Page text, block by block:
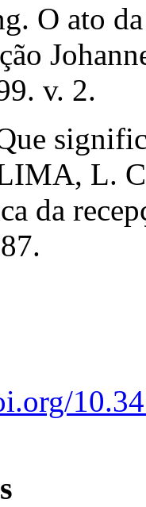
O ato
v. 2.
L.
da